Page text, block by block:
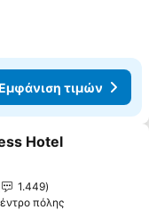
τιμών
στα αγαπημένα
Hotel
1.449
πόλης